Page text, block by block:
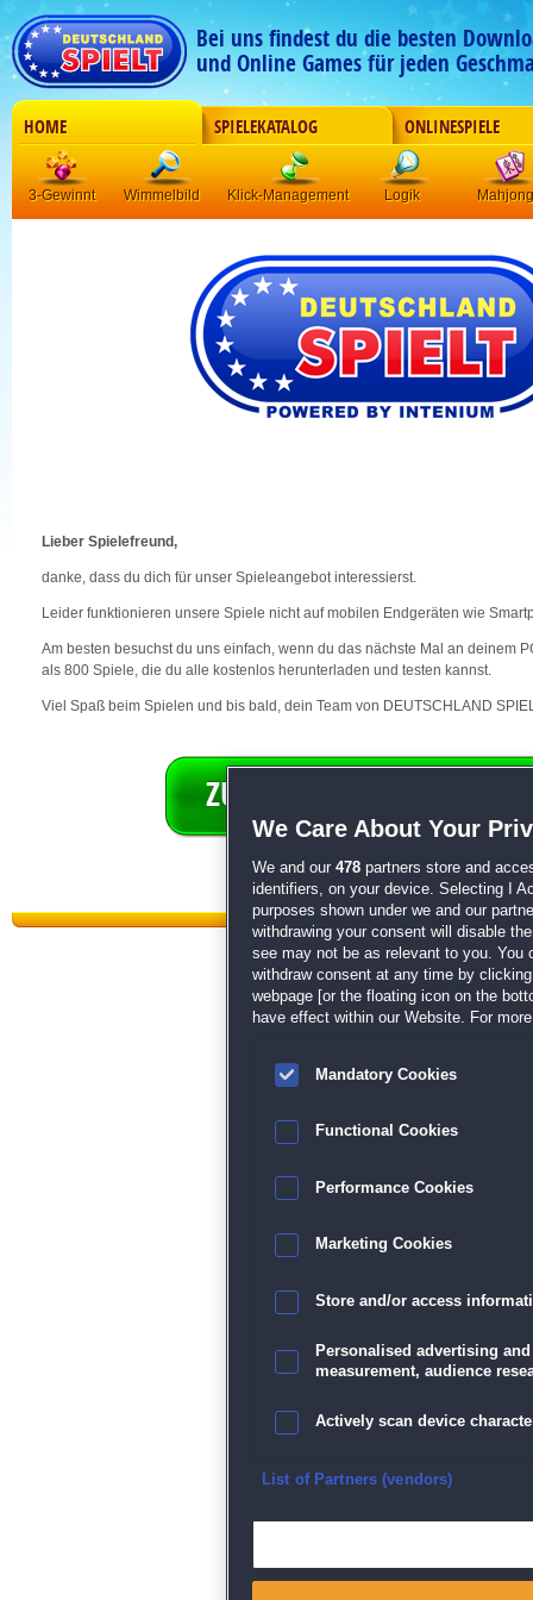
Bei uns findest du die besten
und Online Games für jeden
HOME SPIELEKATALOG ONLINESPIELE
3-Gewinnt Wimmelbild Klick-Management Logik Mahjong
Lieber Spielefreund,
danke, dass du dich für unser Spieleangebot interessierst.
Leider funktionieren unsere Spiele nicht auf mobilen Endgeräten wie
Am besten besuchst du uns einfach, wenn du das nächste Mal an deinem
als 800 Spiele, die du alle kostenlos herunterladen und testen kannst.
Viel Spaß beim Spielen und bis bald, dein Team von DEUTSCHLAND
Datenschutz| AGB|Impressum
We Care About Your
We and our 478 partners store and
identifiers, on your device. Selecting I
purposes shown under we and our
withdrawing your consent will disable
see may not be as relevant to you. You
withdraw consent at any time by
webpage [or the floating icon on the
have effect within our Website. For
Mandatory Cookies
Functional Cookies
Performance Cookies
Marketing Cookies
Store and/or access
Personalised advertising
measurement, audience
Actively scan device
Ensure security, prevent
List of Partners (vendors)